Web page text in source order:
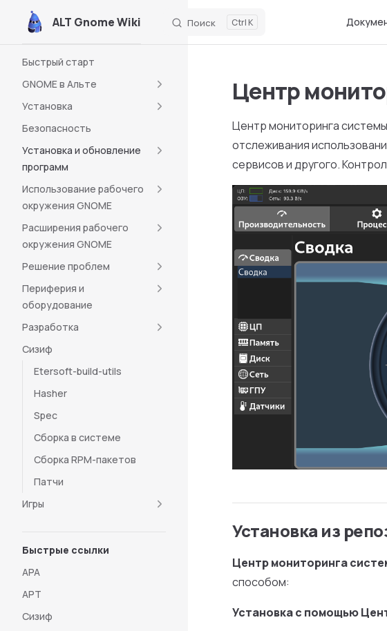
Skip to content
ALT Gnome Wiki Поиск K
Быстрый старт
GNOME в Альте
Установка
Безопасность
Установка и обновление
программ
Использование рабочего
окружения GNOME
Расширения рабочего
окружения GNOME
Решение проблем
Периферия и
оборудование
Разработка
Cизиф
Etersoft-build-utils
Hasher
Spec
Сборка в системе
Сборка RPM-пакетов
Патчи
Игры
Быстрые ссылки
APA
APT
Сизиф
Центр
Центр мониторинга
отслеживания
сервисов и другого.
Установка из
Центр мониторинга
способом:
Установка с помощью